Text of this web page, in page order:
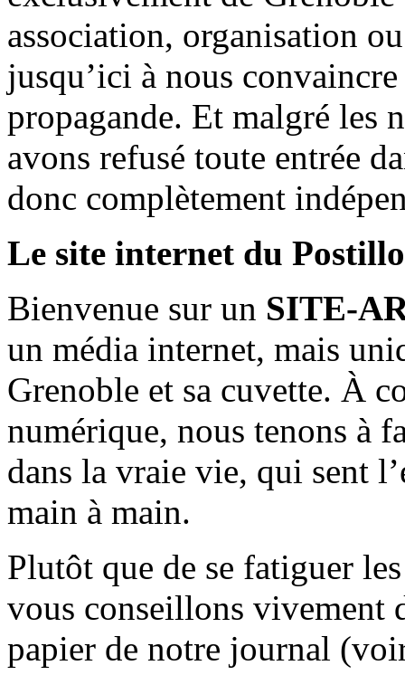
association, organisation
jusqu’ici à nous
propagande. Et malgré les
avons refusé toute entrée
donc complètement
Le site internet du
Bienvenue sur un SITE-
un média internet, mais
Grenoble et sa cuvette. À
numérique, nous tenons à
dans la vraie vie, qui sent
main à main.
Plutôt que de se fatiguer
vous conseillons vivement
papier de notre journal